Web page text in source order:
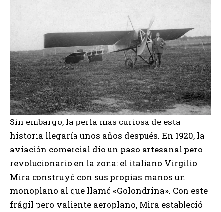
Sin embargo, la perla más curiosa de esta
historia llegaría unos años después. En 1920, la
aviación comercial dio un paso artesanal pero
revolucionario en la zona: el italiano Virgilio
Mira construyó con sus propias manos un
monoplano al que llamó «Golondrina». Con este
frágil pero valiente aeroplano, Mira estableció